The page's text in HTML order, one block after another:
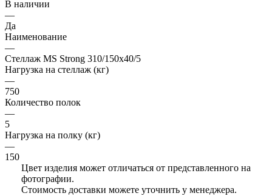
В наличии
—
Да
Наименование
—
Стеллаж MS Strong 310/150х40/5
Нагрузка на стеллаж (кг)
—
750
Количество полок
—
5
Нагрузка на полку (кг)
—
150
Цвет изделия может отличаться от представленного на
фотографии.
Стоимость доставки можете уточнить у менеджера.